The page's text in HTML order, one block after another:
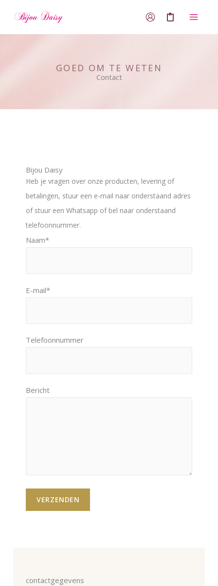
de
GOED OM TE WETEN
Contact
Bijou Daisy
Heb je vragen over onze producten, levering of
betalingen, stuur een e-mail naar onderstaand adres
of stuur een Whatsapp of bel naar onderstaand
telefoonnummer.
Naam*
E-mail*
Gelieve dit veld leeg te laten.
Telefoonnummer
Bericht
contactgegevens